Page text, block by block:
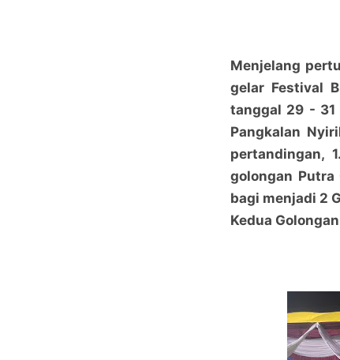
Menjelang
gelar Festival
tanggal 29 - 31
Pangkalan
pertandingan,
golongan Putra
bagi menjadi 2
Kedua